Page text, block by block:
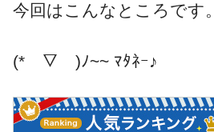
今回はこんなところです。
(*￣▽￣)ﾉ~~ ﾏﾀﾈｰ♪